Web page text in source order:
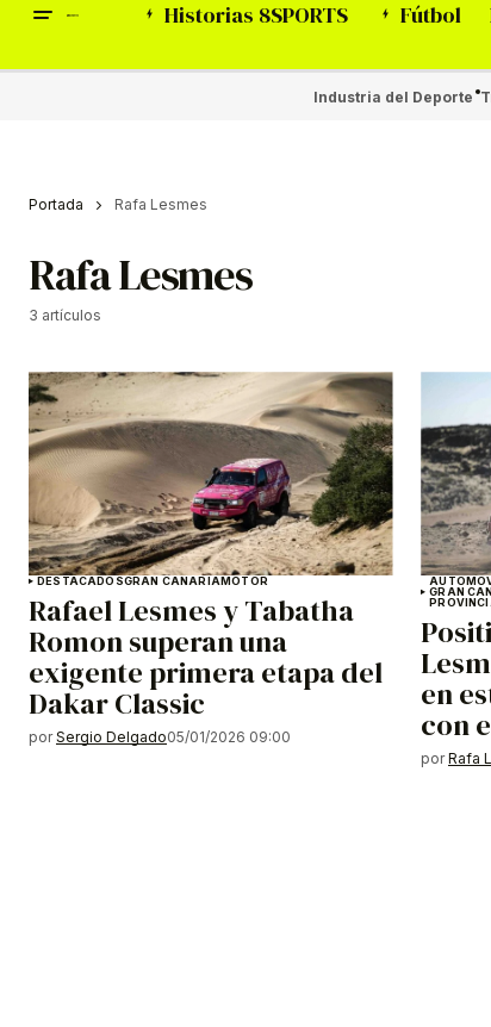
Historias 8SPORTS Fútbol
Industria del Deporte
Portada Rafa Lesmes
Rafa Lesmes
3 artículos
DESTACADOSGRAN CANARIAMOTOR
Rafael Lesmes y Tabatha
Romon superan una
exigente primera etapa del
Dakar Classic
por Sergio Delgado05/01/2026 09:00
GRAN
en
con
por Rafa